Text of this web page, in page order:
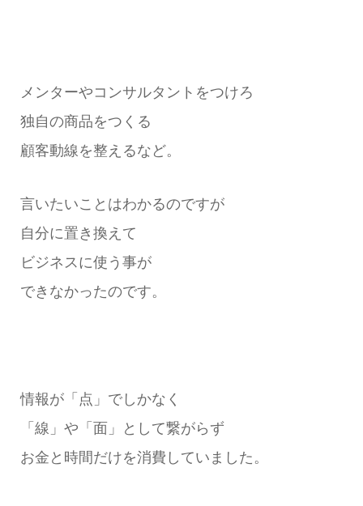
メンターやコンサルタントをつけろ
独自の商品をつくる
顧客動線を整えるなど。
言いたいことはわかるのですが
自分に置き換えて
ビジネスに使う事が
できなかったのです。
情報が「点」でしかなく
「線」や「面」として繋がらず
お金と時間だけを消費していました。